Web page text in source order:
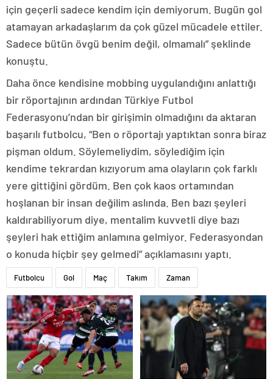
için geçerli sadece kendim için demiyorum. Bugün gol
atamayan arkadaşlarım da çok güzel mücadele ettiler.
Sadece bütün övgü benim değil, olmamalı” şeklinde
konuştu.
Daha önce kendisine mobbing uygulandığını anlattığı
bir röportajının ardından Türkiye Futbol
Federasyonu’ndan bir girişimin olmadığını da aktaran
başarılı futbolcu, “Ben o röportajı yaptıktan sonra biraz
pişman oldum. Söylemeliydim, söylediğim için
kendime tekrardan kızıyorum ama olayların çok farklı
yere gittiğini gördüm. Ben çok kaos ortamından
hoşlanan bir insan değilim aslında. Ben bazı şeyleri
kaldırabiliyorum diye, mentalim kuvvetli diye bazı
şeyleri hak ettiğim anlamına gelmiyor. Federasyondan
o konuda hiçbir şey gelmedi” açıklamasını yaptı.
Futbolcu Gol Maç Takım Zaman